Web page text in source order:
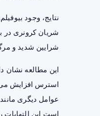
شرایین شدید و
این مطالعه نشان
استرس افزایش
عوامل دیگری
است این التهابات